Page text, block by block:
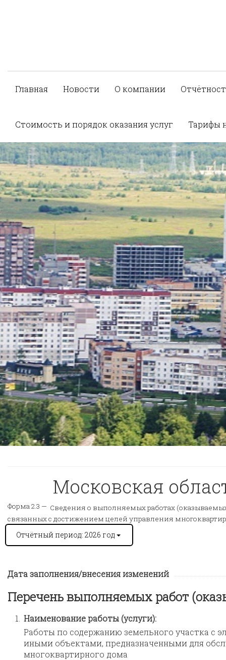
Главная Новости О компании
Стоимость и порядок оказания услуг Тарифы
Московская
Форма 2.3 — Сведения о выполняемых работах
связанных с достижением целей управления
Отчётный период: 2026 год
Дата заполнения/внесения изменений
Перечень выполняемых работ
1.
Наименование работы (услуги):
Работы по содержанию земельного участка с
иными объектами, предназначенными для
многоквартирного дома